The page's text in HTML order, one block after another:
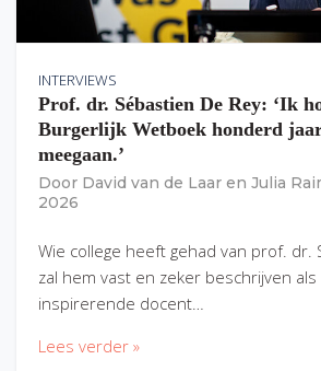
INTERVIEWS
Prof. dr. Sébastien De Rey: ‘Ik
Burgerlijk Wetboek honderd
meegaan.’
Door David van de Laar en Julia
2026
Wie college heeft gehad van prof. dr.
zal hem vast en zeker beschrijven als
inspirerende docent…
Lees verder »